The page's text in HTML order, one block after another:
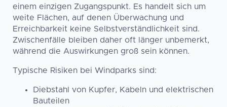
einem einzigen Zugangspunkt. Es handelt sich um
weite Flächen, auf denen Überwachung und
Erreichbarkeit keine Selbstverständlichkeit sind.
Zwischenfälle bleiben daher oft länger unbemerkt,
während die Auswirkungen groß sein können.
Typische Risiken bei Windparks sind:
Diebstahl von Kupfer, Kabeln und elektrischen
Bauteilen